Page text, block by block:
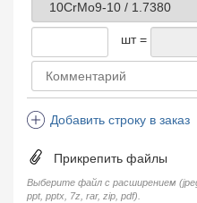
шт =
Добавить строку в заказ
Прикрепить файлы
Выберите файл с расширением
ppt, pptx, 7z, rar, zip, pdf).